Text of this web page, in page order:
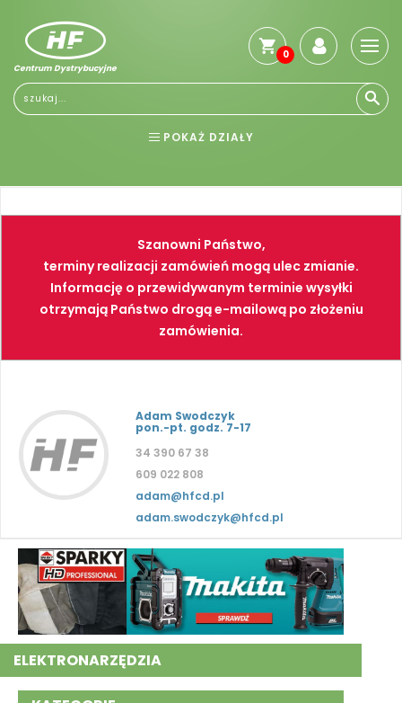
Centrum Dystrybucyjne
0
POKAŻ DZIAŁY
NARZĘDZIA SPAWALNICTWO
FARBY PNEUMATYKA
Szanowni Państwo,
terminy realizacji zamówień mogą ulec zmianie.
Informację o przewidywanym terminie wysyłki
otrzymają Państwo drogą e-mailową po złożeniu
zamówienia.
Adam Swodczyk
pon.-pt. godz. 7-17
34 390 67 38
609 022 808
adam@hfcd.pl
adam.swodczyk@hfcd.pl
ELEKTRONARZĘDZIA